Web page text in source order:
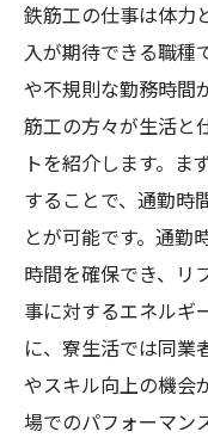
鉄筋工の仕事は体力
入が期待できる職種
や不規則な勤務時間
筋工の方々が生活と
トを紹介します。ま
することで、通勤時
とが可能です。通勤
時間を確保でき、リ
事に対するエネルギ
に、寮生活では同業
やスキル向上の機会
場でのパフォーマン